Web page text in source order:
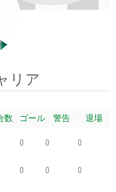
リア
ゴール
0 0 0
0 0 0